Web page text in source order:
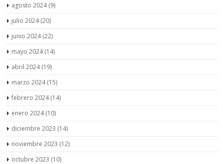
agosto 2024(9)
julio 2024(20)
junio 2024(22)
mayo 2024(14)
abril 2024(19)
marzo 2024(15)
febrero 2024(14)
enero 2024(10)
diciembre 2023 (14)
noviembre 2023 (12)
octubre 2023 (10)